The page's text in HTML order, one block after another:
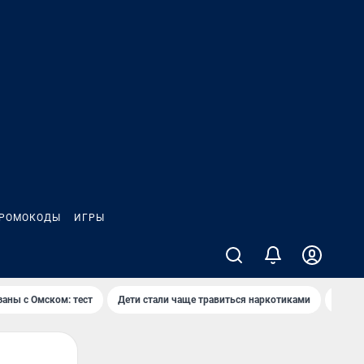
ИГРЫ
с Омском: тест Дети стали чаще травиться наркотиками